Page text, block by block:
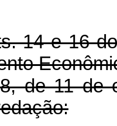
14 e 16 do
de 11 de